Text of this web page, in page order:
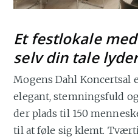
Et festlokale
selv din tale
Mogens Dahl Koncertsal
elegant, stemningsfuld
der plads til 150
til at føle sig klemt.